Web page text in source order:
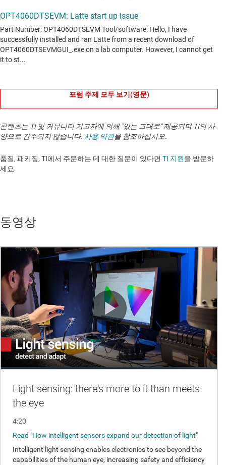
포럼 주제 모두 보기(영문)
콘텐츠는 TI 및 커뮤니티 기고자에 의해 "있는 그대로" 제공되며 TI의 사
양으로 간주되지 않습니다. 사용 약관을 참조하십시오.
품질, 패키징, TI에서 주문하는 데 대한 질문이 있다면 TI 지원을 방문하
세요. ​​​​​​​​​​​​​​
동영상